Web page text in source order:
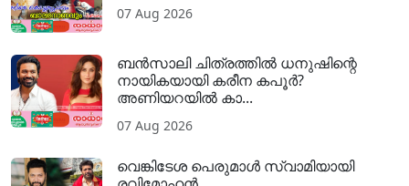
07 Aug 2026
ബൻസാലി ചിത്രത്തിൽ ധനുഷിന്റെ
നായികയായി കരീന കപൂർ?
അണിയറയിൽ കാ...
07 Aug 2026
വെങ്കിടേശ പെരുമാൾ സ്വാമിയായി